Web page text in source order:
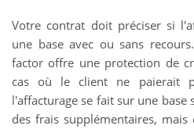
Votre contrat doit préciser si
une base avec ou sans
factor offre une protection de
cas où le client ne paierait
l'affacturage se fait sur une
des frais supplémentaires,